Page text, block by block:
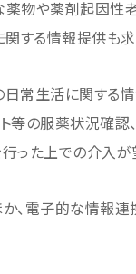
薬物や薬剤起因性
関する情報提供も求
日常生活に関する
ト等の服薬状況確
った上での介入が
か、電子的な情報連